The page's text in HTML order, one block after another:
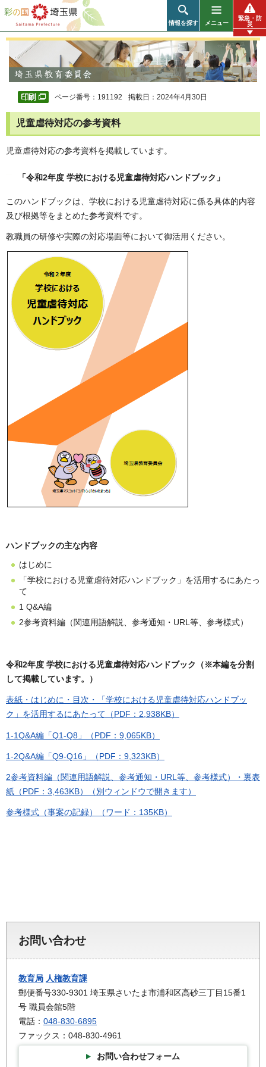
彩の国 埼玉県
情報を探す メニュー
緊急・防
災
ページ番号：191192 掲載日：2024年4月30日
児童虐待対応の参考資料
児童虐待対応の参考資料を掲載しています。
「令和2年度 学校における児童虐待対応ハンドブック」
このハンドブックは、学校における児童虐待対応に係る具体的内容
及び根拠等をまとめた参考資料です。
教職員の研修や実際の対応場面等において御活用ください。
ハンドブックの主な内容
はじめに
「学校における児童虐待対応ハンドブック」を活用するにあたっ
て
1 Q&A編
2参考資料編（関連用語解説、参考通知・URL等、参考様式）
令和2年度 学校における児童虐待対応ハンドブック（※本編を分割
して掲載しています。）
表紙・はじめに・目次・「学校における児童虐待対応ハンドブッ
ク」を活用するにあたって（PDF：2,938KB）
1-1Q&A編「Q1-Q8」（PDF：9,065KB）
1-2Q&A編「Q9-Q16」（PDF：9,323KB）
2参考資料編（関連用語解説、参考通知・URL等、参考様式）・裏表
紙（PDF：3,463KB）（別ウィンドウで開きます）
参考様式（事案の記録）（ワード：135KB）
お問い合わせ
教育局 人権教育課
郵便番号330-9301 埼玉県さいたま市浦和区高砂三丁目15番1
号 職員会館5階
電話： 048-830-6895
ファックス：048-830-4961
お問い合わせフォーム